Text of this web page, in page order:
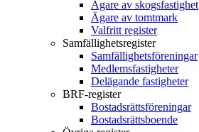
Ägare av skogsfastighet
Ägare av tomtmark
Valfritt register
Samfällighetsregister
Samfällighetsföreningar
Medlemsfastigheter
Delägande fastigheter
BRF-register
Bostadsrättsföreningar
Bostadsrättsboende